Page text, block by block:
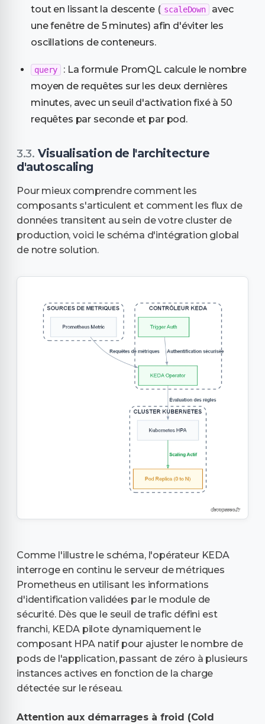
tout en lissant la descente ( scaleDown
avec
une fenêtre de 5 minutes) afin d'éviter les
oscillations de conteneurs.
query
: La formule PromQL calcule le nombre
moyen de requêtes sur les deux dernières
minutes, avec un seuil d'activation fixé à 50
requêtes par seconde et par pod.
Visualisation de l'architecture
d'autoscaling
Pour mieux comprendre comment les
composants s'articulent et comment les flux de
données transitent au sein de votre cluster de
production, voici le schéma d'intégration global
de notre solution.
Comme l'illustre le schéma, l'opérateur KEDA
interroge en continu le serveur de métriques
Prometheus en utilisant les informations
d'identification validées par le module de
sécurité. Dès que le seuil de trafic défini est
franchi, KEDA pilote dynamiquement le
composant HPA natif pour ajuster le nombre de
pods de l'application, passant de zéro à plusieurs
instances actives en fonction de la charge
détectée sur le réseau.
Attention aux démarrages à froid (Cold